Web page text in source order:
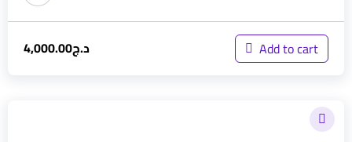
د.ج4,000.00 Add to cart